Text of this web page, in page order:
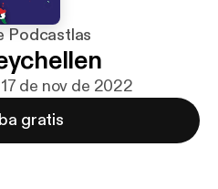
Podcastlas
17 de nov de 2022
gratis